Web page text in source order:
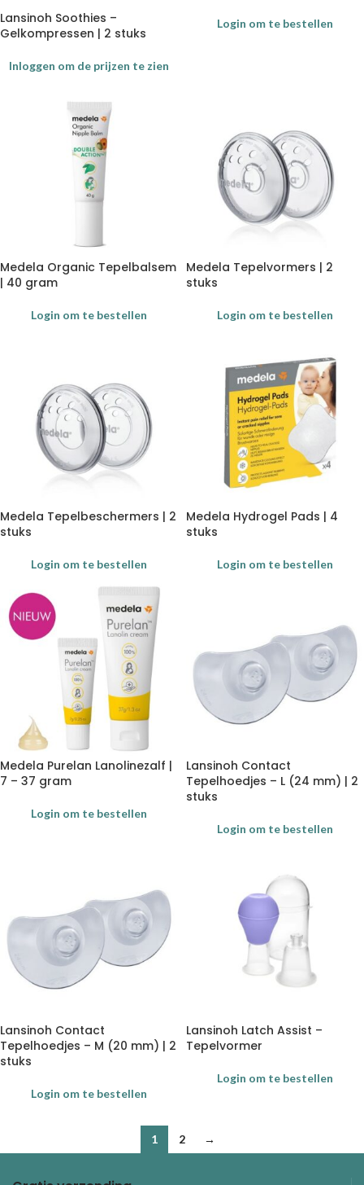
Lansinoh Soothies –
Gelkompressen | 2 stuks
Inloggen om de prijzen te zien
Login om te bestellen
Medela Organic Tepelbalsem
| 40 gram
Login om te bestellen
Medela Tepelvormers | 2
stuks
Login om te bestellen
Medela Tepelbeschermers | 2
stuks
Login om te bestellen
Medela Hydrogel Pads | 4
stuks
Login om te bestellen
Medela Purelan Lanolinezalf |
7 – 37 gram
Login om te bestellen
Lansinoh Contact
Tepelhoedjes – L (24 mm) | 2
stuks
Login om te bestellen
Lansinoh Contact
Tepelhoedjes – M (20 mm) | 2
stuks
Login om te bestellen
Lansinoh Latch Assist –
Tepelvormer
Login om te bestellen
1 2 →